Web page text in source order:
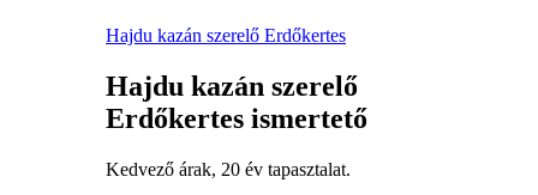
Hajdu kazán szerelő Erdőkertes
Hajdu kazán szerelő
Erdőkertes ismertető
Kedvező árak, 20 év tapasztalat.